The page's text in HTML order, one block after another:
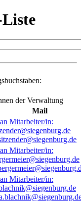
der Verwaltung
Mail